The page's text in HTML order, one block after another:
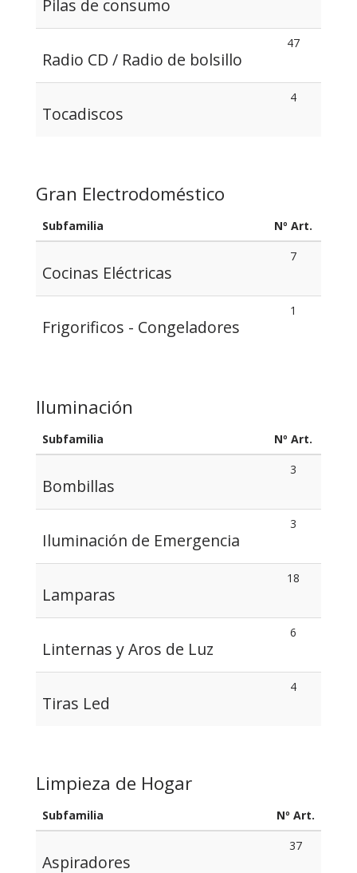
Pilas de consumo
Radio CD / Radio de bolsillo
47
Tocadiscos
4
Gran Electrodoméstico
Subfamilia Nº Art.
Cocinas Eléctricas
7
Frigorificos - Congeladores
1
Iluminación
Subfamilia Nº Art.
Bombillas
3
Iluminación de Emergencia
3
Lamparas
18
Linternas y Aros de Luz
6
Tiras Led
4
Limpieza de Hogar
Subfamilia Nº Art.
Aspiradores
37